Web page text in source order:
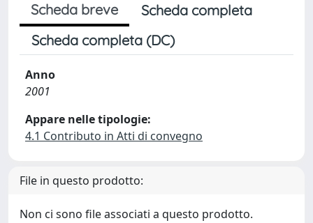
Scheda breve
Scheda completa
Scheda completa (DC)
Anno
2001
Appare nelle tipologie:
4.1 Contributo in Atti di convegno
File in questo prodotto:
Non ci sono file associati a questo prodotto.